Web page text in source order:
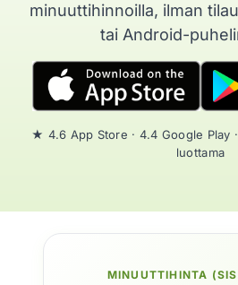
minuuttihinnoilla, ilman
tai Android-
★ 4.6 App Store · 4.4 Google Play
luottama
MINUUTTIHINTA